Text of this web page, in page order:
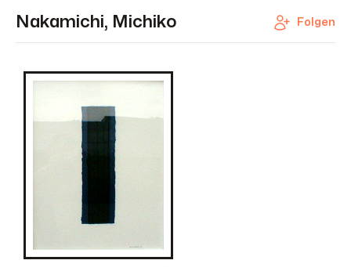
Nakamichi, Michiko Folgen